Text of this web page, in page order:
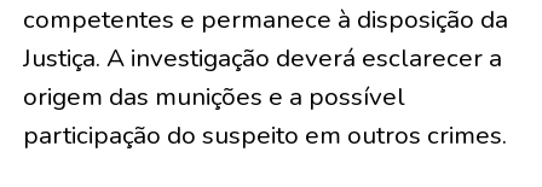
competentes e permanece à disposição da
Justiça. A investigação deverá esclarecer a
origem das munições e a possível
participação do suspeito em outros crimes.